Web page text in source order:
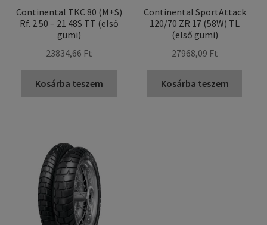
Continental TKC 80 (M+S)
Rf. 2.50 – 21 48S TT (első
gumi)
23834,66 Ft
Kosárba teszem
Continental SportAttack
120/70 ZR 17 (58W) TL
(első gumi)
27968,09 Ft
Kosárba teszem